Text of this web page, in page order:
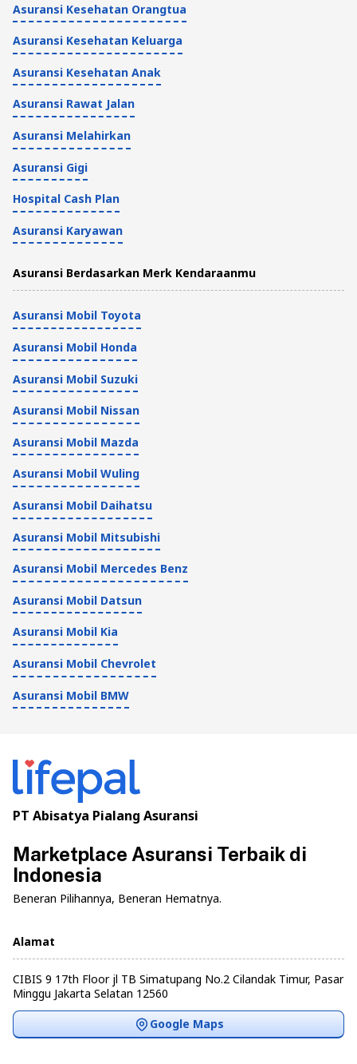
Asuransi Kesehatan Orangtua
Asuransi Kesehatan Keluarga
Asuransi Kesehatan Anak
Asuransi Rawat Jalan
Asuransi Melahirkan
Asuransi Gigi
Hospital Cash Plan
Asuransi Karyawan
Asuransi Berdasarkan Merk Kendaraanmu
Asuransi Mobil Toyota
Asuransi Mobil Honda
Asuransi Mobil Suzuki
Asuransi Mobil Nissan
Asuransi Mobil Mazda
Asuransi Mobil Wuling
Asuransi Mobil Daihatsu
Asuransi Mobil Mitsubishi
Asuransi Mobil Mercedes Benz
Asuransi Mobil Datsun
Asuransi Mobil Kia
Asuransi Mobil Chevrolet
Asuransi Mobil BMW
PT Abisatya Pialang Asuransi
Marketplace Asuransi Terbaik di
Indonesia
Beneran Pilihannya, Beneran Hematnya.
Alamat
CIBIS 9 17th Floor jl TB Simatupang No.2 Cilandak Timur, Pasar
Minggu Jakarta Selatan 12560
Google Maps